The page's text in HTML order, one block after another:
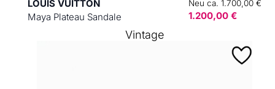
LOUIS VUITTON
Maya Plateau Sandale
Neu ca. 1.700,00 €
1.200,00 €
Vintage